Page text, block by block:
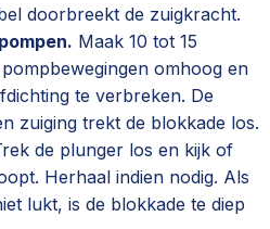
doorbreekt de zuigkracht.
Maak 10 tot 15
omhoog en
te verbreken. De
zuiging trekt de blokkade los.
de plunger los en kijk of
Herhaal indien nodig. Als
lukt, is de blokkade te diep